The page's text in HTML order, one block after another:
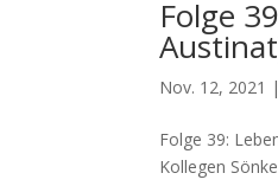
Folge
Nov. 12, 2021 |
Folge 39:
Kollegen